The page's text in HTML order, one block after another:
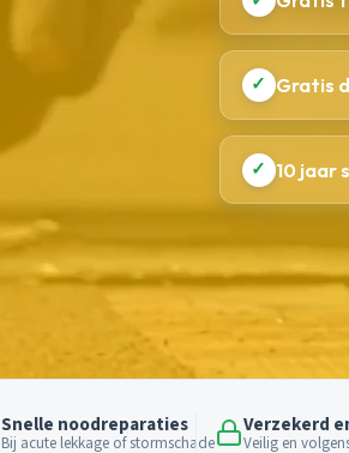
✓ Gratis
✓ 10 jaar
Snelle noodreparaties
Bij acute lekkage of stormschade
Verzekerd
Veilig en